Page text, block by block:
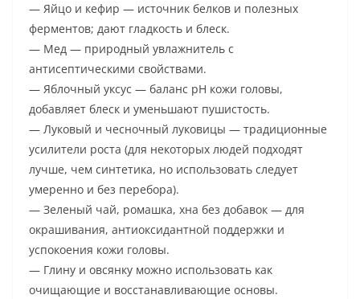
— Яйцо и кефир — источник белков и полезных
ферментов; дают гладкость и блеск.
— Мед — природный увлажнитель с
антисептическими свойствами.
— Яблочный уксус — баланс pH кожи головы,
добавляет блеск и уменьшают пушистость.
— Луковый и чесночный луковицы — традиционные
усилители роста (для некоторых людей подходят
лучше, чем синтетика, но использовать следует
умеренно и без перебора).
— Зеленый чай, ромашка, хна без добавок — для
окрашивания, антиоксидантной поддержки и
успокоения кожи головы.
— Глину и овсянку можно использовать как
очищающие и восстанавливающие основы.